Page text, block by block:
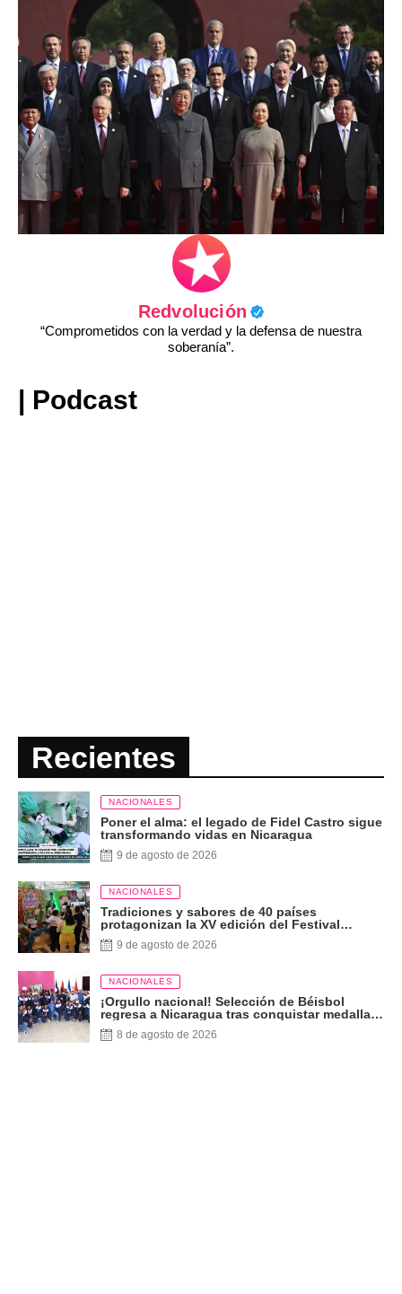
Redvolución
“Comprometidos con la verdad y la defensa de nuestra
soberanía”.
| Podcast
Recientes
NACIONALES
Poner el alma: el legado de Fidel Castro sigue
transformando vidas en Nicaragua
9 de agosto de 2026
NACIONALES
Tradiciones y sabores de 40 países
protagonizan la XV edición del Festival
Internacional de las Artes
9 de agosto de 2026
NACIONALES
¡Orgullo nacional! Selección de Béisbol
regresa a Nicaragua tras conquistar medalla
de plata
8 de agosto de 2026